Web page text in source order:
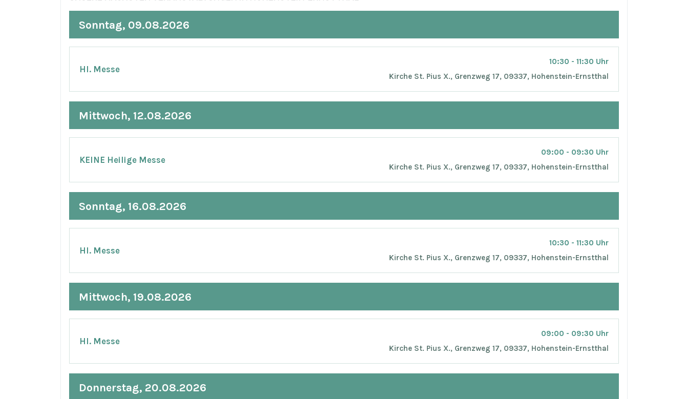
Sonntag, 09.08.2026
Hl. Messe
10:30 - 11:30 Uhr
Kirche St. Pius X., Grenzweg 17, 09337, Hohenstein-Ernstthal
Mittwoch, 12.08.2026
KEINE Heilige Messe
09:00 - 09:30 Uhr
Kirche St. Pius X., Grenzweg 17, 09337, Hohenstein-Ernstthal
Sonntag, 16.08.2026
Hl. Messe
10:30 - 11:30 Uhr
Kirche St. Pius X., Grenzweg 17, 09337, Hohenstein-Ernstthal
Mittwoch, 19.08.2026
Hl. Messe
09:00 - 09:30 Uhr
Kirche St. Pius X., Grenzweg 17, 09337, Hohenstein-Ernstthal
Donnerstag, 20.08.2026